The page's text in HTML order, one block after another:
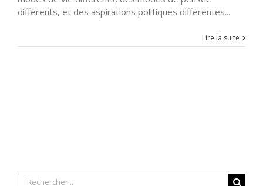
différents, et des aspirations politiques différentes...
Lire la suite
Rechercher: